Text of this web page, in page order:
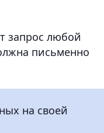
запрос любой
письменно
на своей